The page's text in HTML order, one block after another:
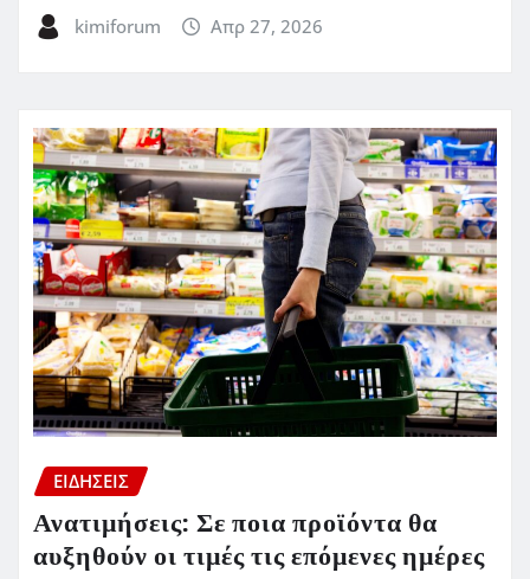
kimiforum Απρ 27, 2026
ΕΙΔΗΣΕΙΣ
Ανατιμήσεις: Σε ποια προϊόντα θα
αυξηθούν οι τιμές τις επόμενες ημέρες